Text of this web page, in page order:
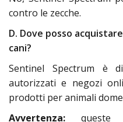
contro le zecche.
D. Dove posso
cani?
Sentinel Spectrum è
autorizzati e negozi
prodotti per animali
Avvertenza: queste